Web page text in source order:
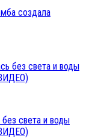
создала
света и воды